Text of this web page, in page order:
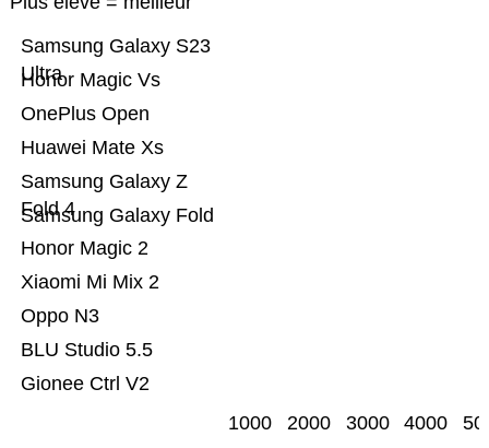
Gionee Ctrl V2
BLU Studio 5.5
Oppo N3
Xiaomi Mi Mix 2
Honor Magic 2
Samsung Galaxy Fold
Samsung Galaxy Z
Fold 4
Huawei Mate Xs
OnePlus Open
Honor Magic Vs
Samsung Galaxy S23
Ultra
1000 2000 3000 4000